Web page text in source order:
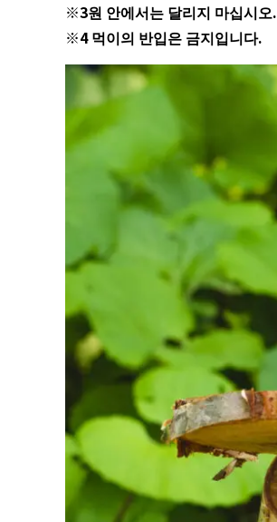
※3원 안에서는 달리지 마십시오.
※4 먹이의 반입은 금지입니다.